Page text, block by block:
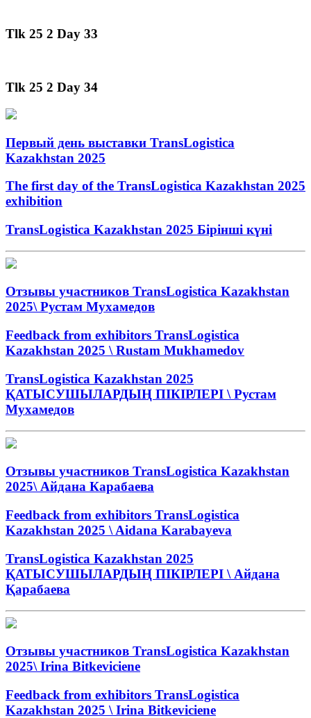
Tlk 25 2 Day 33
Tlk 25 2 Day 34
Первый день выставки TransLogistica
Kazakhstan 2025
The first day of the TransLogistica Kazakhstan 2025
exhibition
TransLogistica Kazakhstan 2025 Бірінші күні
Отзывы участников TransLogistica Kazakhstan
2025\ Рустам Мухамедов
Feedback from exhibitors TransLogistica
Kazakhstan 2025 \ Rustam Mukhamedov
TransLogistica Kazakhstan 2025
ҚАТЫСУШЫЛАРДЫҢ ПІКІРЛЕРІ \ Рустам
Мухамедов
Отзывы участников TransLogistica Kazakhstan
2025\ Айдана Карабаева
Feedback from exhibitors TransLogistica
Kazakhstan 2025 \ Aidana Karabayeva
TransLogistica Kazakhstan 2025
ҚАТЫСУШЫЛАРДЫҢ ПІКІРЛЕРІ \ Айдана
Қарабаева
Отзывы участников TransLogistica Kazakhstan
2025\ Irina Bitkeviciene
Feedback from exhibitors TransLogistica
Kazakhstan 2025 \ Irina Bitkeviciene